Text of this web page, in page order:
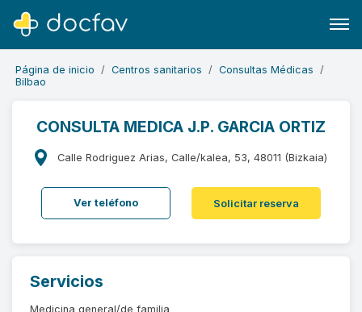
Página de inicio Centros sanitarios
Consultas Médicas
Bilbao
CONSULTA MEDICA J.P. GARCIA ORTIZ
Calle Rodriguez Arias, Calle/kalea, 53, 48011 (Bizkaia)
Ver teléfono Solicitar reserva
Servicios
Medicina general/de familia